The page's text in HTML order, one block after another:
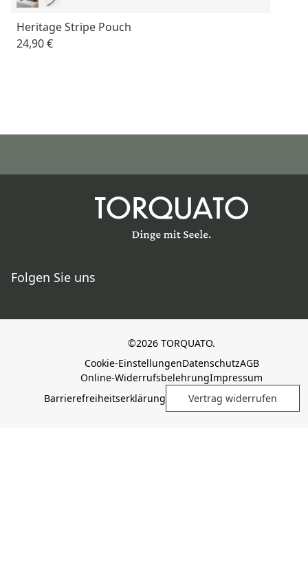
Heritage Stripe Pouch
24,90 €
Folgen Sie uns
©2026 TORQUATO.
Cookie-EinstellungenDatenschutzAGB
Online-WiderrufsbelehrungImpressum
Barrierefreiheitserklärung
Vertrag widerrufen